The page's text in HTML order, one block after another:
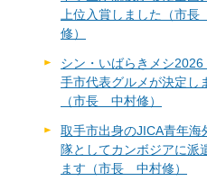
上位入賞しました（市
修）
シン・いばらきメシ
手市代表グルメが決定し
（市長 中村修）
取手市出身のJICA青年海
隊としてカンボジアに派
ます（市長 中村修）